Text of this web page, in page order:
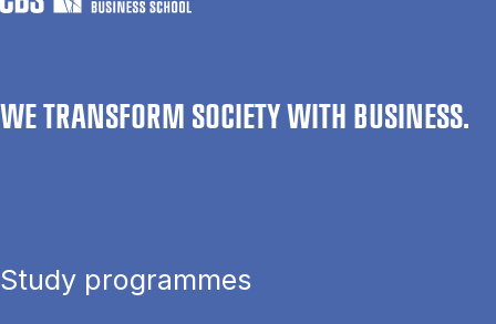
WE TRANSFORM SOCIETY WITH BUSINESS.
Study programmes